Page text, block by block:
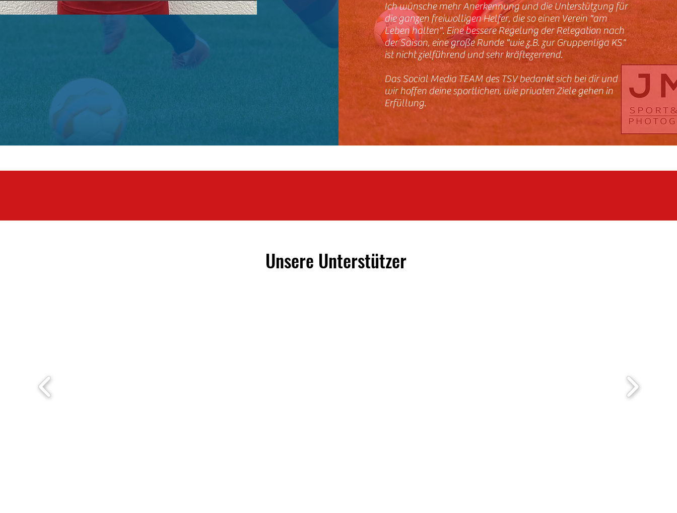
Ich wünsche mehr Anerkennung und die Unterstützung für
die ganzen freiwolligen Helfer, die so einen Verein "am
Leben halten". Eine bessere Regelung der Relegation nach
der Saison, eine große Runde "wie z.B. zur Gruppenliga KS"
ist nicht zielführend und sehr kräftezerrend.
Das Social Media TEAM des TSV bedankt sich bei dir und
wir hoffen deine sportlichen, wie privaten Ziele gehen in
Erfüllung.
Unsere Unterstützer